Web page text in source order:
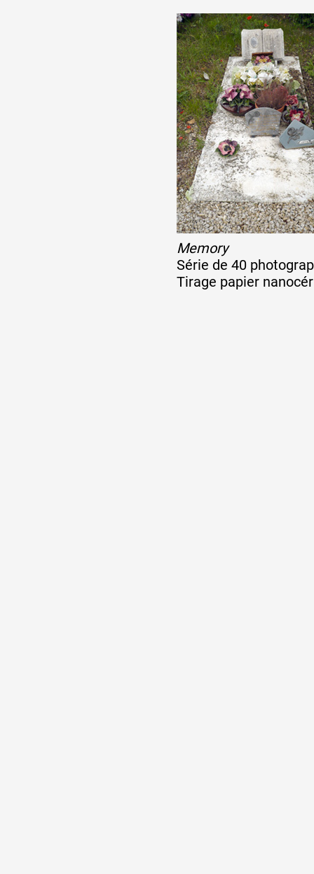
Memory
Série de 40
Tirage papier